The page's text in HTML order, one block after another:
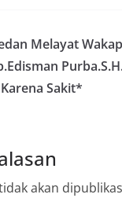
mitra
secara
tengah-
terus
wilayah
Melayat
Sakit*
akan